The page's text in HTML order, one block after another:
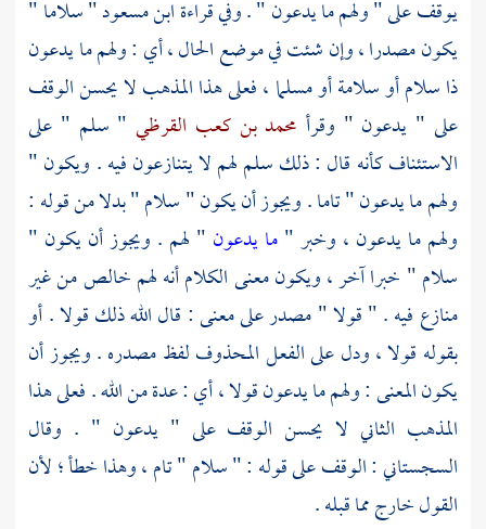
يوقف على " ولهم ما يدعون " . وفي قراءةابن مسعود" سلاما "
يكون مصدرا ، وإن شئت في موضع الحال ، أي : ولهم ما يدعون
ذا سلام أو سلامة أو مسلما ، فعلى هذا المذهب لا يحسن الوقف
على " يدعون " وقرأ محمد بن كعب القرظي " سلم " على
الاستئناف كأنه قال : ذلك سلم لهم لا يتنازعون فيه . ويكون "
ولهم ما يدعون " تاما . ويجوز أن يكون " سلام " بدلا من قوله :
ولهم ما يدعون ، وخبر "ما يدعون " لهم . ويجوز أن يكون "
سلام " خبرا آخر ، ويكون معنى الكلام أنه لهم خالص من غير
منازع فيه . " قولا " مصدر على معنى : قال الله ذلك قولا . أو
بقوله قولا ، ودل على الفعل المحذوف لفظ مصدره . ويجوز أن
يكون المعنى : ولهم ما يدعون قولا ، أي : عدة من الله . فعلى هذا
المذهب الثاني لا يحسن الوقف على " يدعون " . وقال
السجستاني: الوقف على قوله : " سلام " تام ، وهذا خطأ ؛ لأن
القول خارج مما قبله .